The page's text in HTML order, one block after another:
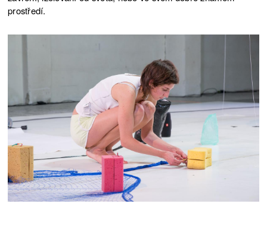
prostředí.